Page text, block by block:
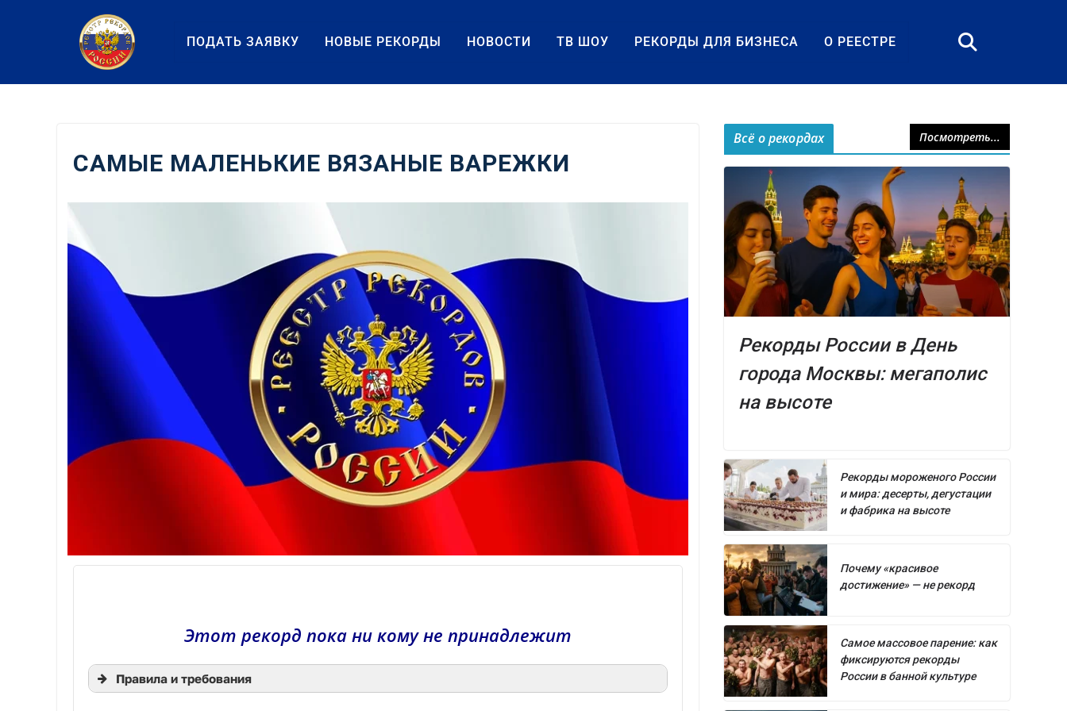
содержанию
ПОДАТЬ ЗАЯВКУ НОВЫЕ РЕКОРДЫ НОВОСТИ ТВ ШОУ РЕКОРДЫ ДЛЯ БИЗНЕСА О РЕЕСТРЕ
САМЫЕ МАЛЕНЬКИЕ ВЯЗАНЫЕ ВАРЕЖКИ
Этот рекорд пока ни кому не принадлежит
Правила и требования
Всё о рекордах Посмотреть...
Рекорды России в День
города Москвы: мегаполис
на высоте
Рекорды мороженого России
и мира: десерты, дегустации
и фабрика на высоте
Почему «красивое
достижение» — не рекорд
Самое массовое парение: как
фиксируются рекорды
России в банной культуре